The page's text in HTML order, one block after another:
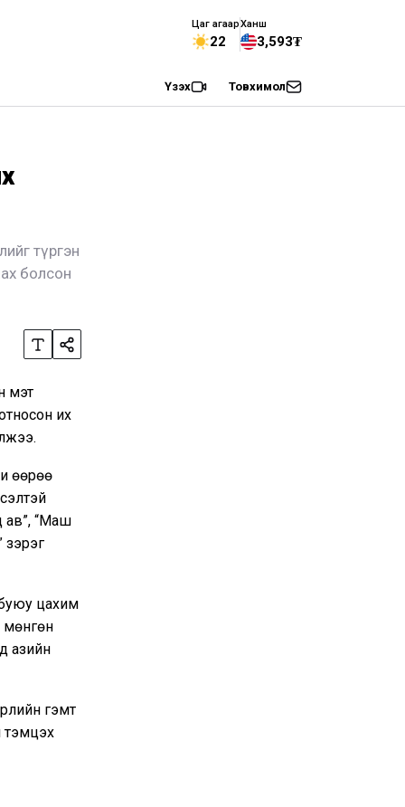
Цаг агаар
22
Ханш
3,593₮
Үзэх Товхимол
түргэн
болсон
мэт
их
өөрөө
ав”, “Маш
зэрэг
цахим
мөнгөн
азийн
гэмт
тэмцэх